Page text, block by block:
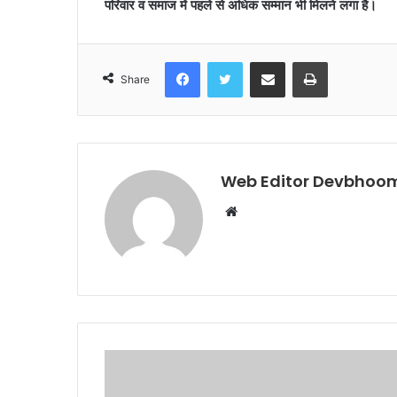
परिवार व समाज में पहले से अधिक सम्मान भी मिलने लगा है।
Share
FacebookTwitter Share via Email Print
Web Editor
Website